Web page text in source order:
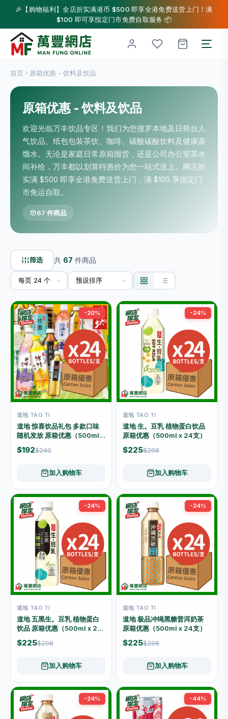
🎉【购物福利】全店折实满港币 $500 即享全港免费送货上门！满
$100 即可享指定门市免费自取服务 📦
首页 原箱优惠 - 饮料及饮品
原箱优惠 - 饮料及饮品
欢迎光临万丰饮品专区！我们为您搜罗本地及日韩台人
气饮品、纸包包装茶饮、咖啡、碳酸碳酸饮料及健康蒸
馏水。无论是家庭日常原箱囤货，还是公司办公室茶水
间补给，万丰都以划算特惠价为您一站式送上。网店折
实满 $500 即享全港免费送货上门，满 $100 享指定门
市免运自取。
67 件商品
筛选 共 67 件商品
-20%
道地 TAO TI
道地 惊喜饮品礼包 多款口味
随机发放 原箱优惠（500ml x
24支）
$192$240
加入购物车
-24%
道地 TAO TI
道地 生。豆乳 植物蛋白饮品
原箱优惠（500ml x 24支）
$225$298
加入购物车
-24%
道地 TAO TI
道地 五黑生。豆乳 植物蛋白
饮品 原箱优惠（500ml x 24
支）
$225$298
加入购物车
-24%
道地 TAO TI
道地 极品冲绳黑糖普洱奶茶
原箱优惠（500ml x 24支）
$225$298
加入购物车
-24% -44%